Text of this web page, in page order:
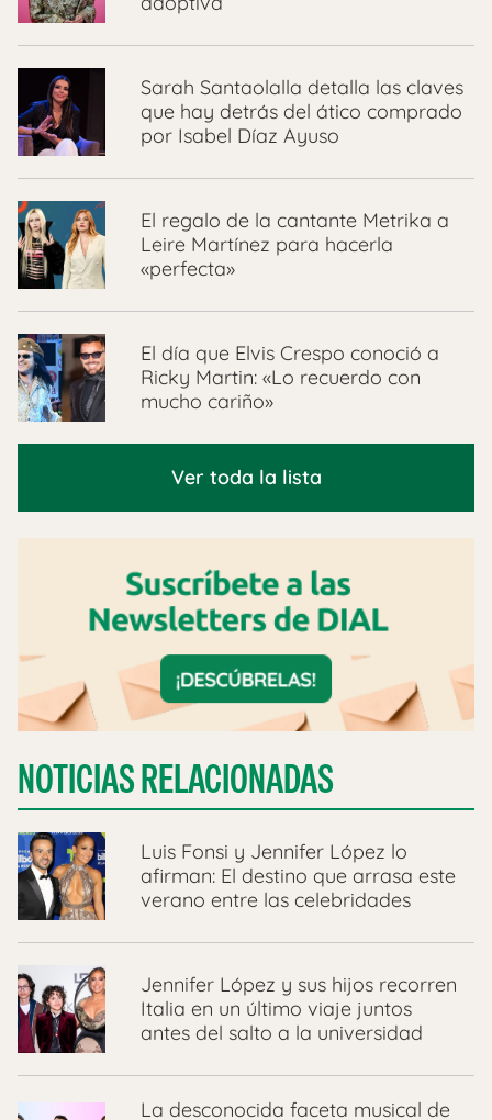
Sarah Santaolalla detalla las claves
que hay detrás del ático comprado
por Isabel Díaz Ayuso
El regalo de la cantante Metrika a
Leire Martínez para hacerla
«perfecta»
El día que Elvis Crespo conoció a
Ricky Martin: «Lo recuerdo con
mucho cariño»
Ver toda la lista
NOTICIAS RELACIONADAS
Luis Fonsi y Jennifer López lo
afirman: El destino que arrasa este
verano entre las celebridades
Jennifer López y sus hijos recorren
Italia en un último viaje juntos
antes del salto a la universidad
La desconocida faceta musical de